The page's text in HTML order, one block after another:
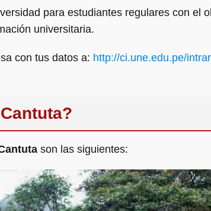
para estudiantes regulares con el
universitaria.
con tus datos a: http://ci.une.edu.pe/
son las siguientes: